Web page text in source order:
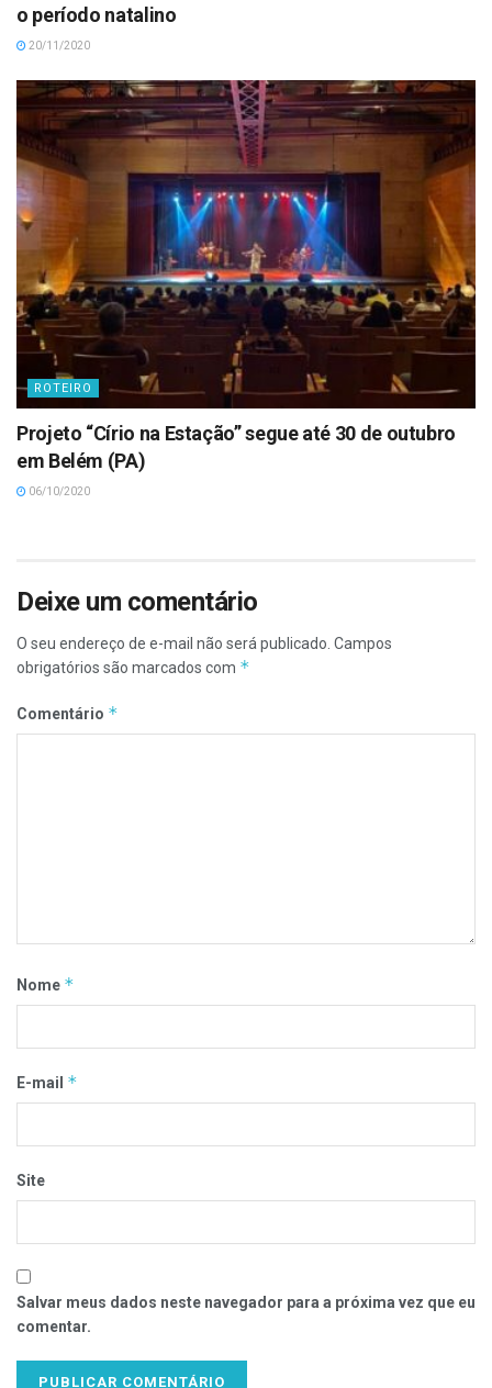
o período natalino
20/11/2020
ROTEIRO
Projeto “Círio na Estação” segue até 30 de outubro
em Belém (PA)
06/10/2020
Deixe um comentário
O seu endereço de e-mail não será publicado. Campos
obrigatórios são marcados com *
Comentário *
Nome *
E-mail *
Site
Salvar meus dados neste navegador para a próxima vez que eu
comentar.